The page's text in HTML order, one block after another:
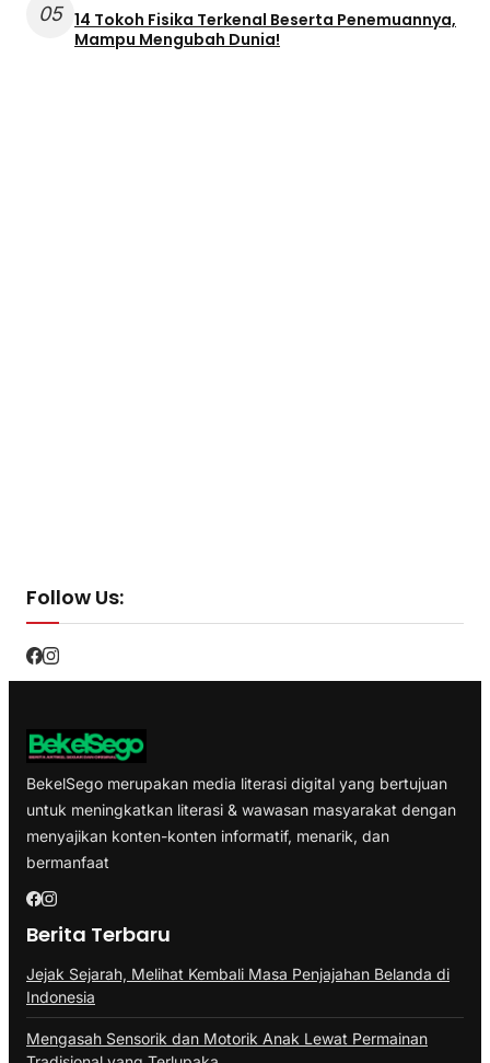
05 14 Tokoh Fisika Terkenal Beserta Penemuannya,
Mampu Mengubah Dunia!
Follow Us:
BekelSego merupakan media literasi digital yang bertujuan
untuk meningkatkan literasi & wawasan masyarakat dengan
menyajikan konten-konten informatif, menarik, dan
bermanfaat
Berita Terbaru
Jejak Sejarah, Melihat Kembali Masa Penjajahan Belanda di
Indonesia
Mengasah Sensorik dan Motorik Anak Lewat Permainan